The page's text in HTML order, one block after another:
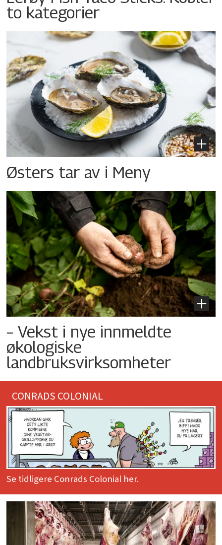
to kategorier
Østers tar av i Meny
– Vekst i nye innmeldte
økologiske
landbruksvirksomheter
CONRADS COLONIAL
Se tidligere Conrads Colonial her.